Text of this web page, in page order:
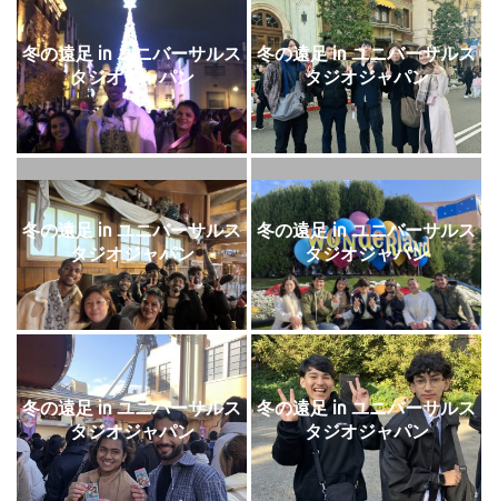
冬の遠足 in ユニバーサルス
タジオジャパン
冬の遠足 in ユニバーサルス
タジオジャパン
冬の遠足 in ユニバーサルス
タジオジャパン
冬の遠足 in ユニバーサルス
タジオジャパン
冬の遠足 in ユニバーサルス
タジオジャパン
冬の遠足 in ユニバーサルス
タジオジャパン